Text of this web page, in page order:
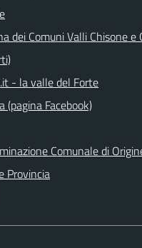
dei Comuni Valli Chisone e
- la valle del Forte
(pagina Facebook)
Comunale di
Provincia